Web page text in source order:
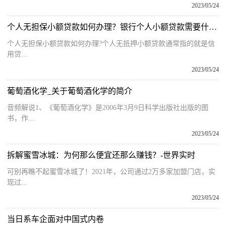
2023/05/24
个人无担保小额贷款如何办理？银行个人小额贷款需要什么条件？
个人无担保小额贷款如何办理?个人无抵押小额贷款通常指的就是信
用贷...
2023/05/24
葡萄酒化学_关于葡萄酒化学的简介
音频解说1、《葡萄酒化学》是2006年3月9日科学出版社出版的图
书，作...
2023/05/24
拆解蜜雪冰城：为何那么便宜还那么赚钱？-世界实时
可别再瞧不起蜜雪冰城了！2021年，公司通过2万多家加盟门店，实
现过...
2023/05/24
当日系车企面对中国式内卷